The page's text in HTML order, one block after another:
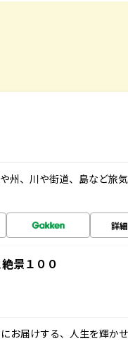
州、川や街道、島など旅
詳
景１００
お届けする、人生を輝か